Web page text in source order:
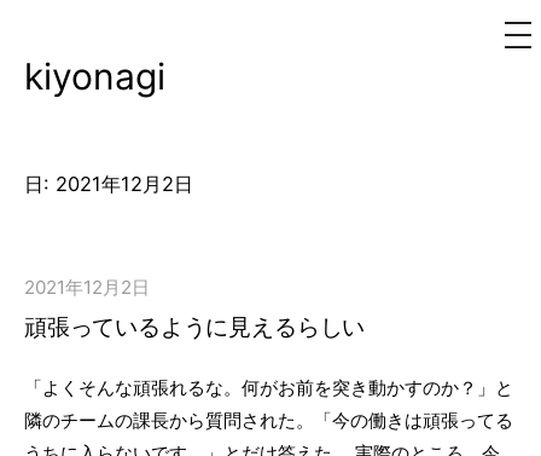
コ
ン
ス
キ
プ
kiyonagi
メ
ニ
日: 2021年12月2日
2021年12月2日
頑張っているように見えるらしい
「よくそんな頑張れるな。何がお前を突き動かすのか？」と
隣のチームの課長から質問された。「今の働きは頑張ってる